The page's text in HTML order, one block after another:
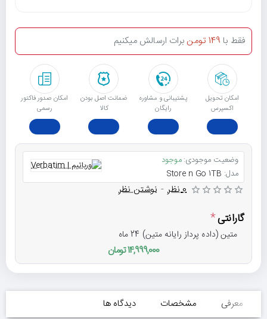
امکان تحویل
اکسپرس
پشتیبانی و مشاوره
رایگان
ﺿﻤﺎﻧﺖ اﺻﻞ ﺑﻮدن
ﮐﺎﻟﺎ
امکان صدور فاکتور
رسمی
فقط با 149 تومن برات ارسالش میکنیم
وضعیت موجودی:موجود
مدل: Store n Go 1TB
0 نظر - نوشتن نظر
گارانتی
متین (داده پرداز رایانه متین) 24 ماه
14,999,000 تومان
معرفی مشخصات
دیدگاه ها